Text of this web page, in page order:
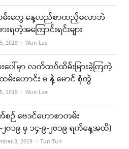
မ်းတွေ နေ့လည်စာထည့်မလာဘဲ
းရတဲ့အကြောင်းရင်းများ
2019 Author
Wun Lae
ပေါ်မှာ လက်ထပ်ထိမ်းမြားခဲ့ကြတဲ့
မ်းဟောင်း မ နဲ့ မောင် စုံတွဲ
2019 Author
Wun Lae
ဉ် ဗေဒင်ဟောစာတမ်း
၂၀၁၉ မှ ၁၄-၉-၂၀၁၉ ရက်နေ့အထိ)
8, 2019 Author
Tun Tun